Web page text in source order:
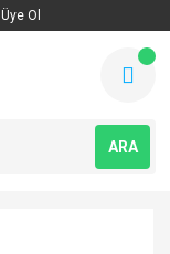
Üye Ol
ARA